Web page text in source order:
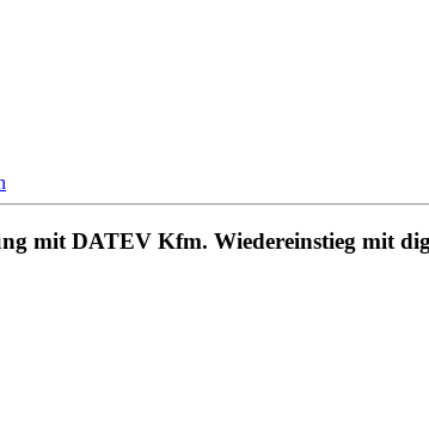
mit DATEV Kfm. Wiedereinstieg mit